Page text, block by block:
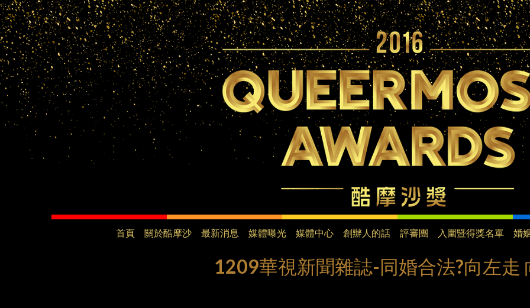
Jump to navigation
1209華視新聞雜誌-同婚合法?向左走
首頁 關於酷摩沙 最新消息 媒體曝光 媒體中心 創辦人的話 評審團 入圍暨得獎名單 婚